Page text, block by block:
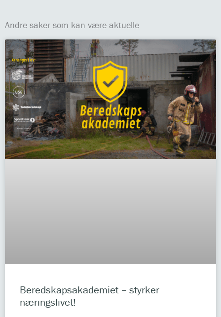
Andre saker som kan være aktuelle
Beredskapsakademiet – styrker
næringslivet!